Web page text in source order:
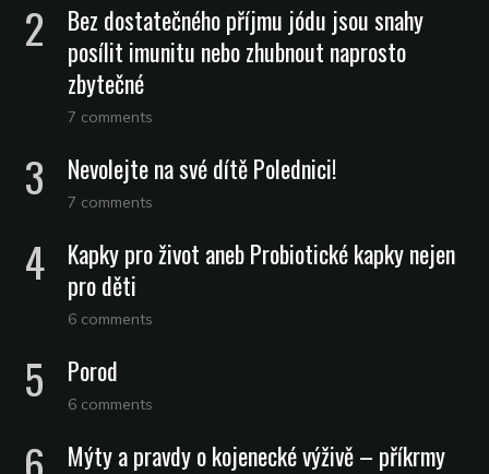
Bez dostatečného příjmu jódu jsou snahy
posílit imunitu nebo zhubnout naprosto
zbytečné
7 comments
Nevolejte na své dítě Polednici!
7 comments
Kapky pro život aneb Probiotické kapky nejen
pro děti
6 comments
Porod
6 comments
Mýty a pravdy o kojenecké výživě – příkrmy